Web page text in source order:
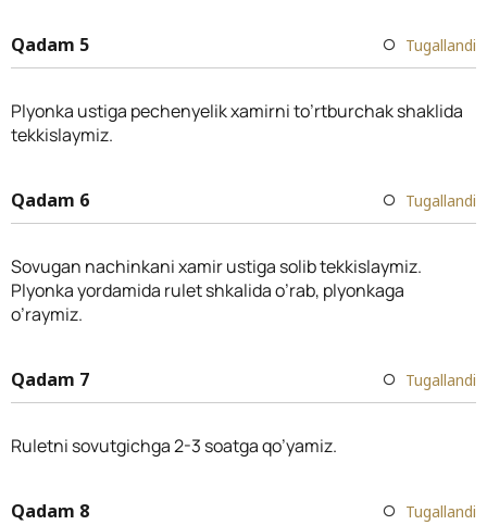
Qadam 5 Tugallandi
Plyonka ustiga pechenyelik xamirni to’rtburchak shaklida
tekkislaymiz.
Qadam 6 Tugallandi
Sovugan nachinkani xamir ustiga solib tekkislaymiz.
Plyonka yordamida rulet shkalida o’rab, plyonkaga
o’raymiz.
Qadam 7 Tugallandi
Ruletni sovutgichga 2-3 soatga qo’yamiz.
Qadam 8 Tugallandi